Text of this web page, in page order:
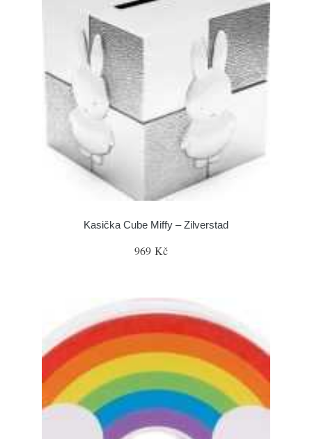
Kasička Cube Miffy – Zilverstad
969 Kč